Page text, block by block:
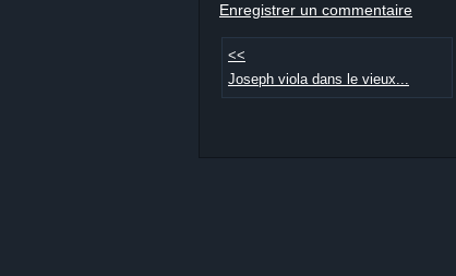
Enregistrer un commentaire
<<
Joseph viola dans le vieux...